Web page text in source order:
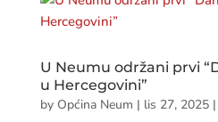
U Neumu održani prvi
u Hercegovini”
by Općina Neum | lis 27, 2025|